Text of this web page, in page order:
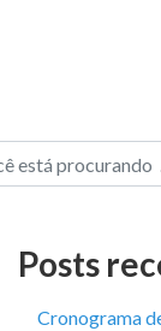
Posts
Cronograma